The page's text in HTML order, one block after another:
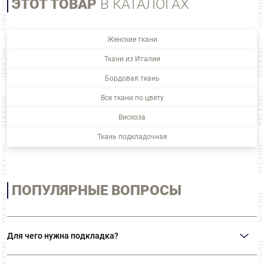
ЭТОТ ТОВАР В КАТАЛОГАХ
Женские ткани
Ткани из Италии
Бордовая ткань
Все ткани по цвету
Вискоза
Ткань подкладочная
ПОПУЛЯРНЫЕ ВОПРОСЫ
Для чего нужна подкладка?